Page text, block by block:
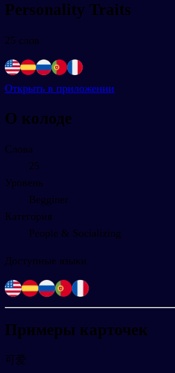
Personality Traits
25 слов
Открыть в приложении
О колоде
Слова
25
Уровень
Begginer
Категория
People & Socializing
Доступные языки
Примеры карточек
可爱